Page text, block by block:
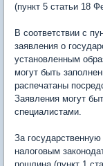
(пункт 5 статьи 18
В соответствии с
заявления о
установленным
могут быть
распечатаны
Заявления могут
специалистами.
За государственную
налоговым